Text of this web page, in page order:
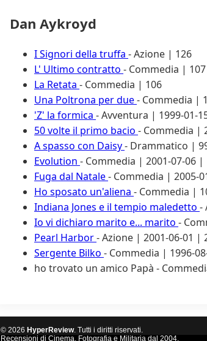
Dan Aykroyd
I Signori della truffa - Azione | 126
L' Ultimo contratto - Commedia | 107
La Retata - Commedia | 106
Una Poltrona per due- Commedia |
'Z' la formica - Avventura | 1999-01-
50 volte il primo bacio - Commedia |
A spasso con Daisy- Drammatico |
Evolution - Commedia | 2001-07-06 |
Fuga dal Natale- Commedia | 2005-
Ho sposato un'aliena - Commedia |
Indiana Jones e il tempio maledetto -
Io vi dichiaro marito e... marito -
Pearl Harbor- Azione | 2001-06-01 |
Sergente Bilko - Commedia | 1996-
ho trovato un amico Papà -
© 2026 HyperReview. Tutti i diritti riservati.
Recensioni di Cinema, Fotografia e Militaria dal 2004.